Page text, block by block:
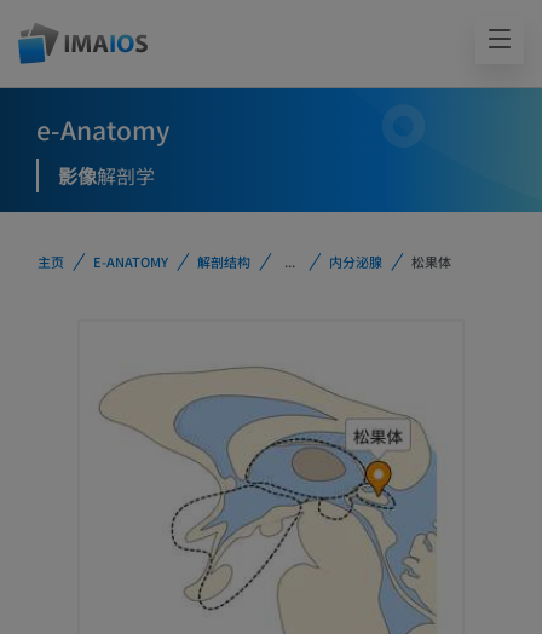
e-Anatomy
影像解剖学
主页 E-ANATOMY 解剖结构 ... 内分泌腺 松果体